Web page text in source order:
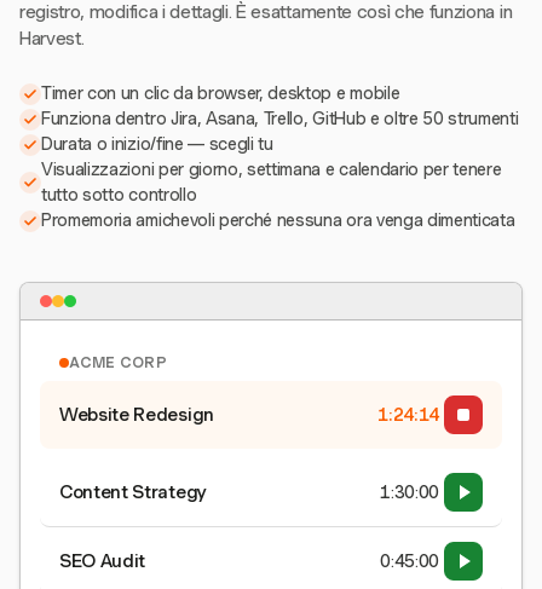
registro, modifica i dettagli. È esattamente così che funziona in
Harvest.
Timer con un clic da browser, desktop e mobile
Funziona dentro Jira, Asana, Trello, GitHub e oltre 50 strumenti
Durata o inizio/fine — scegli tu
Visualizzazioni per giorno, settimana e calendario per tenere
tutto sotto controllo
Promemoria amichevoli perché nessuna ora venga dimenticata
ACME CORP
Website Redesign 1:24:15
Content Strategy 1:30:00
SEO Audit 0:45:00